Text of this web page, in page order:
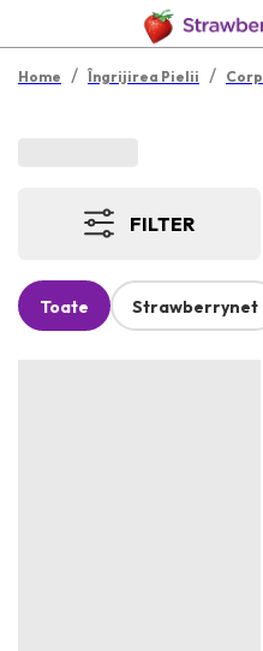
Home / Îngrijirea Pielii / Corp
FILTER
Toate Strawberrynet